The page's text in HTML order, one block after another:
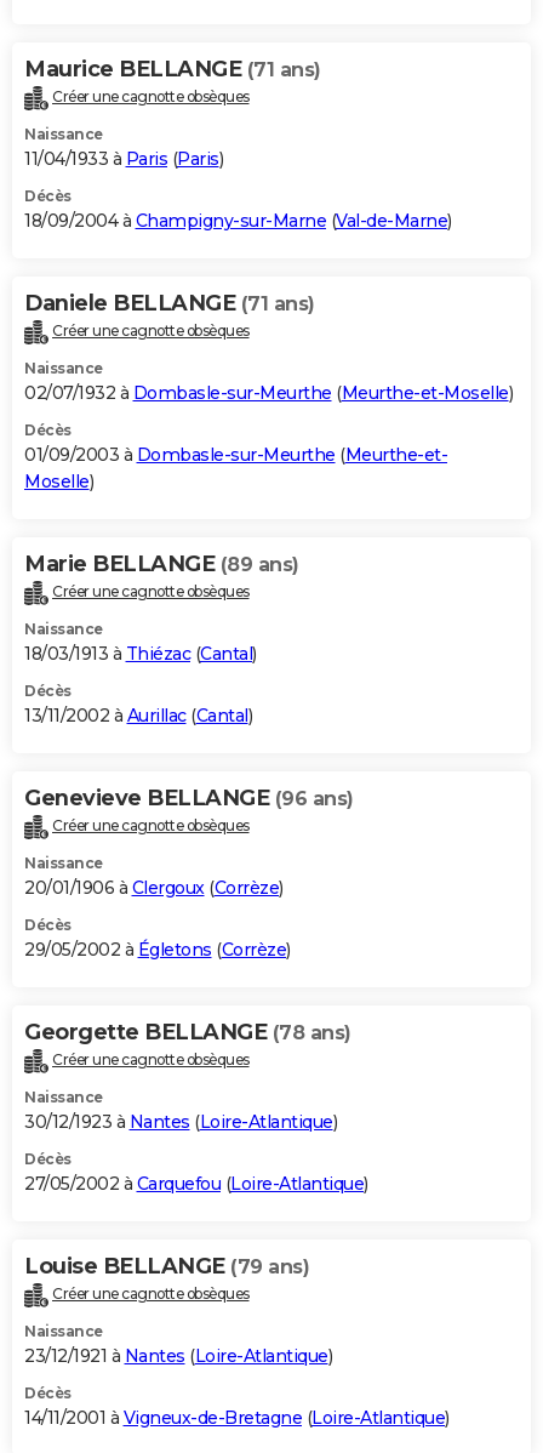
Maurice BELLANGE (71 ans)
Créer une cagnotte obsèques
Naissance
11/04/1933 à Paris (Paris)
Décès
18/09/2004 à Champigny-sur-Marne (Val-de-Marne)
Daniele BELLANGE (71 ans)
Créer une cagnotte obsèques
Naissance
02/07/1932 à Dombasle-sur-Meurthe (Meurthe-et-Moselle)
Décès
01/09/2003 à Dombasle-sur-Meurthe (Meurthe-et-
Moselle)
Marie BELLANGE (89 ans)
Créer une cagnotte obsèques
Naissance
18/03/1913 à Thiézac(Cantal)
Décès
13/11/2002 à Aurillac(Cantal)
Genevieve BELLANGE (96 ans)
Créer une cagnotte obsèques
Naissance
20/01/1906 à Clergoux(Corrèze)
Décès
29/05/2002 à Égletons (Corrèze)
Georgette BELLANGE (78 ans)
Créer une cagnotte obsèques
Naissance
30/12/1923 à Nantes (Loire-Atlantique)
Décès
27/05/2002 à Carquefou (Loire-Atlantique)
Louise BELLANGE (79 ans)
Créer une cagnotte obsèques
Naissance
23/12/1921 à Nantes (Loire-Atlantique)
Décès
14/11/2001 à Vigneux-de-Bretagne (Loire-Atlantique)